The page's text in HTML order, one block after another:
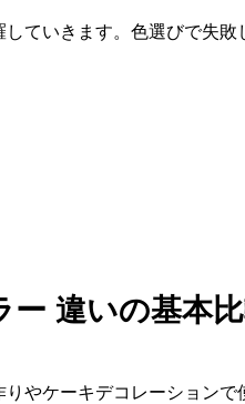
ていきます。色選びで失敗
ー 違いの基本
やケーキデコレーション